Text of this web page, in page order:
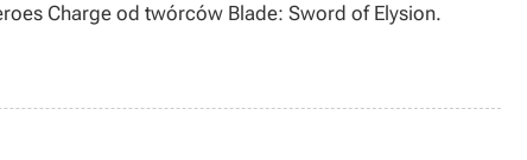
Charge od twórców Blade: Sword of Elysion.